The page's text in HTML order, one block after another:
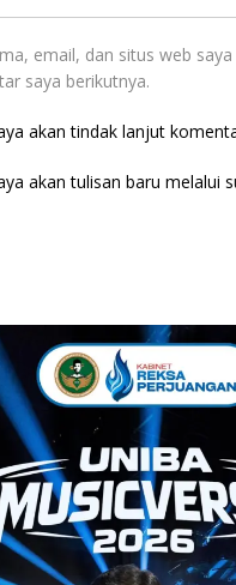
email, dan situs web
saya berikutnya.
akan tindak lanjut
akan tulisan baru melalui